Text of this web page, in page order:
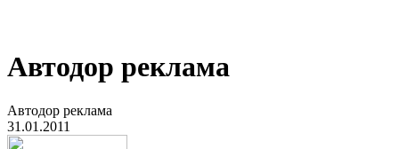
Автодор реклама
Автодор реклама
31.01.2011